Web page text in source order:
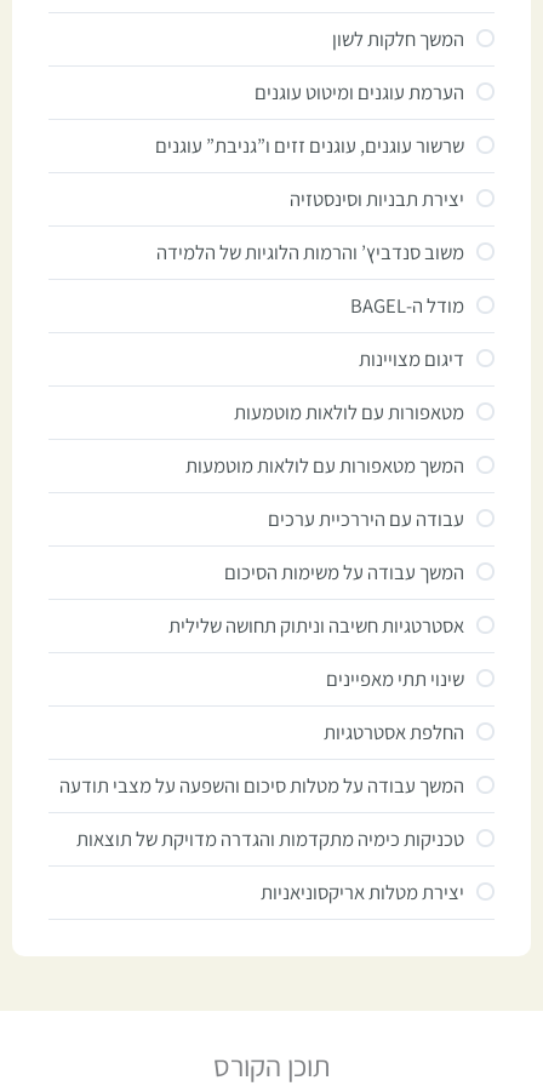
המשך חלקות לשון
הערמת עוגנים ומיטוט עוגנים
שרשור עוגנים, עוגנים זזים ו”גניבת” עוגנים
יצירת תבניות וסינסטזיה
משוב סנדביץ’ והרמות הלוגיות של הלמידה
מודל ה-BAGEL
דיגום מצויינות
מטאפורות עם לולאות מוטמעות
המשך מטאפורות עם לולאות מוטמעות
עבודה עם היררכיית ערכים
המשך עבודה על משימות הסיכום
אסטרטגיות חשיבה וניתוק תחושה שלילית
שינוי תתי מאפיינים
החלפת אסטרטגיות
המשך עבודה על מטלות סיכום והשפעה על מצבי תודעה
טכניקות כימיה מתקדמות והגדרה מדויקת של תוצאות
יצירת מטלות אריקסוניאניות
תוכן הקורס